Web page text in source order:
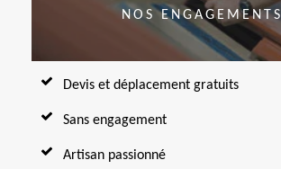
NOS ENGAGEMENTS
Devis et déplacement gratuits
Sans engagement
Artisan passionné